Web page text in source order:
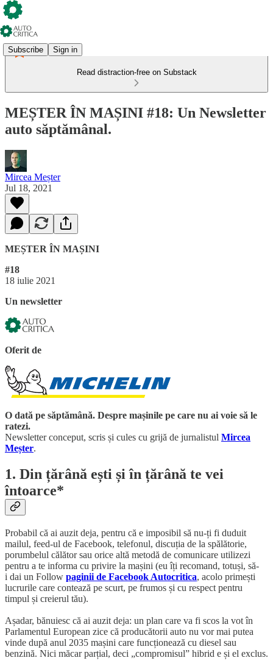
Subscribe Sign in
Read distraction-free on Substack
MEȘTER ÎN MAȘINI #18: Un Newsletter
auto săptămânal.
Mircea Meșter
Jul 18, 2021
MEȘTER ÎN MAȘINI
#18
18 iulie 2021
Un newsletter
Oferit de
O dată pe săptămână. Despre mașinile pe care nu ai voie să le
ratezi.
Newsletter conceput, scris și cules cu grijă de jurnalistul Mircea
Meșter.
1. Din țărână ești și în țărână te vei
întoarce*
Probabil că ai auzit deja, pentru că e imposibil să nu-ți fi duduit
mailul, feed-ul de Facebook, telefonul, discuția de la spălătorie,
porumbelul călător sau orice altă metodă de comunicare utilizezi
pentru a te informa cu privire la mașini (eu îți recomand, totuși, să-
i dai un Follow paginii de Facebook Autocritica, acolo primești
lucrurile care contează pe scurt, pe frumos și cu respect pentru
timpul și creierul tău).
Așadar, bănuiesc că ai auzit deja: un plan care va fi scos la vot în
Parlamentul European zice că producătorii auto nu vor mai putea
vinde după anul 2035 mașini care funcționează cu diesel sau
benzină. Nici măcar parțial, deci „compromisul” hibrid e și el exclus.